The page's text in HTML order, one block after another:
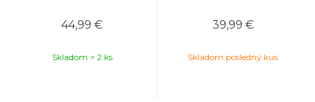
44,99 €
Skladom > 2 ks
39,99 €
Skladom posledný kus